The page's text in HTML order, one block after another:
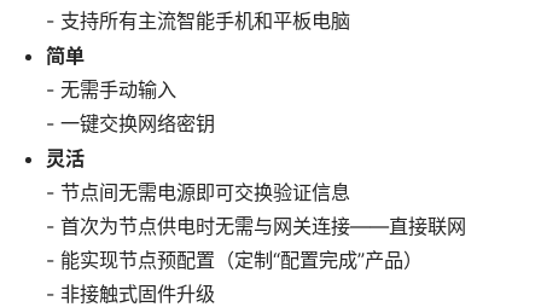
- 支持所有主流智能手机和平板电脑
简单
- 无需手动输入
- 一键交换网络密钥
灵活
- 节点间无需电源即可交换验证信息
- 首次为节点供电时无需与网关连接——直接联网
- 能实现节点预配置（定制“配置完成”产品）
- 非接触式固件升级